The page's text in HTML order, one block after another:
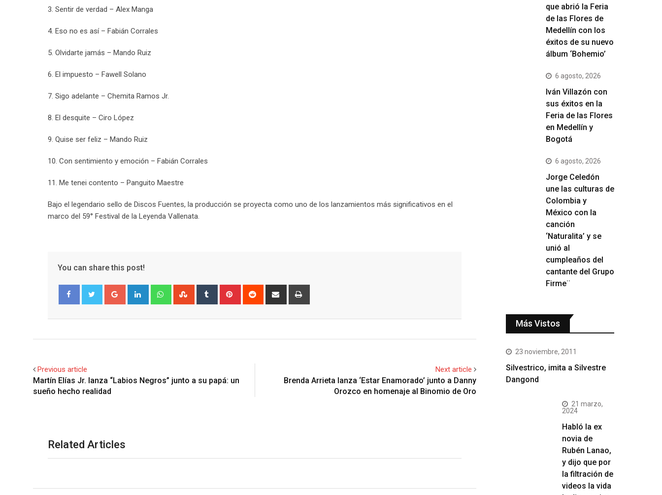
3. Sentir de verdad – Alex Manga
4. Eso no es así – Fabián Corrales
5. Olvidarte jamás – Mando Ruiz
6. El impuesto – Fawell Solano
7. Sigo adelante – Chemita Ramos Jr.
8. El desquite – Ciro López
9. Quise ser feliz – Mando Ruiz
10. Con sentimiento y emoción – Fabián Corrales
11. Me tenei contento – Panguito Maestre
Bajo el legendario sello de Discos Fuentes, la producción se proyecta como uno de los lanzamientos más significativos en el
marco del 59° Festival de la Leyenda Vallenata.
You can share this post!
Google+ LinkedIn WhatsappStumbleUpon
Tumblr Pinterest Reddit
Share
Previous article
Martín Elías Jr. lanza “Labios Negros” junto a su papá: un
sueño hecho realidad
Next article
Brenda Arrieta lanza ‘Estar Enamorado’ junto a Danny
Orozco en homenaje al Binomio de Oro
Related Articles
que abrió la Feria
de las Flores de
Medellín con los
éxitos de su nuevo
álbum ‘Bohemio’
6 agosto, 2026
Iván Villazón con
sus éxitos en la
Feria de las Flores
en Medellín y
Bogotá
6 agosto, 2026
Jorge Celedón
une las culturas de
Colombia y
México con la
canción
‘Naturalita’ y se
unió al
cumpleaños del
cantante del Grupo
Firme¨
Más Vistos
23 noviembre, 2011
Silvestrico, imita a Silvestre
Dangond
21 marzo,
2024
Habló la ex
novia de
Rubén Lanao,
y dijo que por
la filtración de
videos la vida